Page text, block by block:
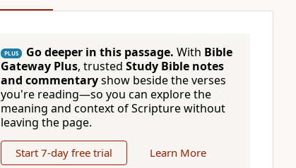
PLUS Go deeper in this passage. With Bible
Gateway Plus, trusted Study Bible notes
and commentaryshow beside the verses
you're reading—so you can explore the
meaning and context of Scripture without
leaving the page.
Start 7-day free trial Learn More